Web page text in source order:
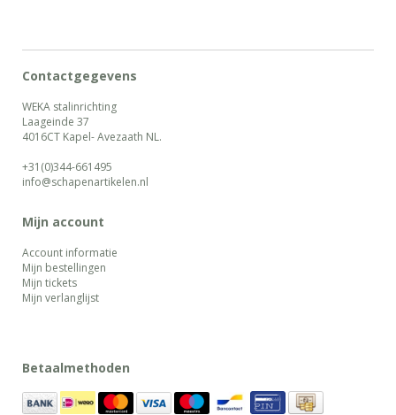
Contactgegevens
WEKA stalinrichting
Laageinde 37
4016CT Kapel- Avezaath NL.
+31(0)344-661495
info@schapenartikelen.nl
Mijn account
Account informatie
Mijn bestellingen
Mijn tickets
Mijn verlanglijst
Betaalmethoden